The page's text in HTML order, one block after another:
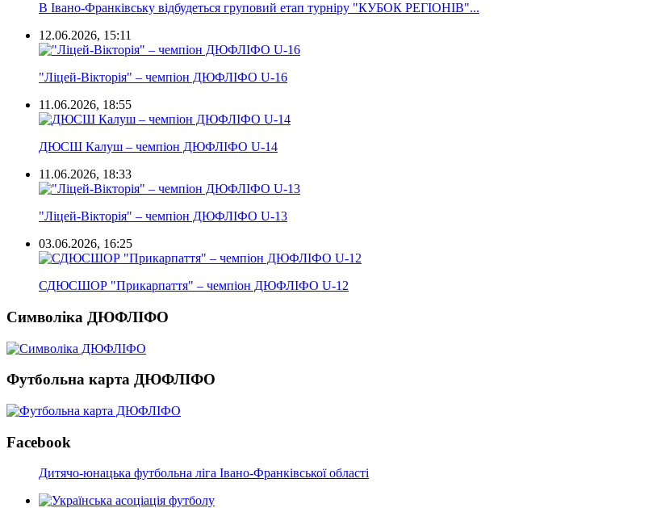
В Івано-Франківську відбудеться груповий етап турніру "КУБОК РЕГІОНІВ"...
12.06.2026, 15:11
"Ліцей-Вікторія" – чемпіон ДЮФЛІФО U-16
11.06.2026, 18:55
ДЮСШ Калуш – чемпіон ДЮФЛІФО U-14
11.06.2026, 18:33
"Ліцей-Вікторія" – чемпіон ДЮФЛІФО U-13
03.06.2026, 16:25
СДЮСШОР "Прикарпаття" – чемпіон ДЮФЛІФО U-12
Символіка ДЮФЛІФО
Футбольна карта ДЮФЛІФО
Facebook
Дитячо-юнацька футбольна ліга Івано-Франківської області